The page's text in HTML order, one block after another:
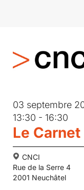
03 septembre
13:30 - 16:30
Le Carnet
CNCI
Rue de la Serre 4
2001 Neuchâtel